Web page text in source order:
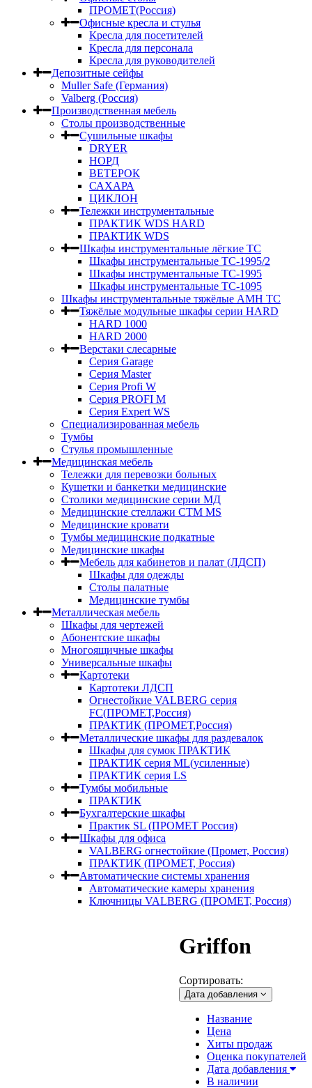
ПРОМЕТ(Россия)
Офисные кресла и стулья
Кресла для посетителей
Кресла для персонала
Кресла для руководителей
Депозитные сейфы
Muller Safe (Германия)
Valberg (Россия)
Производственная мебель
Столы производственные
Сушильные шкафы
DRYER
НОРД
ВЕТЕРОК
САХАРА
ЦИКЛОН
Тележки инструментальные
ПРАКТИК WDS HARD
ПРАКТИК WDS
Шкафы инструментальные лёгкие ТС
Шкафы инструментальные ТС-1995/2
Шкафы инструментальные TC-1995
Шкафы инструментальные TC-1095
Шкафы инструментальные тяжёлые AMH TC
Тяжёлые модульные шкафы серии HARD
HARD 1000
HARD 2000
Верстаки слесарные
Серия Garage
Серия Master
Серия Profi W
Серия PROFI M
Серия Expert WS
Специализированная мебель
Тумбы
Стулья промышленные
Медицинская мебель
Тележки для перевозки больных
Кушетки и банкетки медицинские
Столики медицинские серии МД
Медицинские стеллажи СТМ MS
Медицинские кровати
Тумбы медицинские подкатные
Медицинские шкафы
Мебель для кабинетов и палат (ЛДСП)
Шкафы для одежды
Столы палатные
Медицинские тумбы
Металлическая мебель
Шкафы для чертежей
Абонентские шкафы
Многоящичные шкафы
Универсальные шкафы
Картотеки
Картотеки ЛДСП
Огнестойкие VALBERG серия
FC(ПРОМЕТ,Россия)
ПРАКТИК (ПРОМЕТ,Россия)
Металлические шкафы для раздевалок
Шкафы для сумок ПРАКТИК
ПРАКТИК серия ML(усиленные)
ПРАКТИК серия LS
Тумбы мобильные
ПРАКТИК
Бухгалтерские шкафы
Практик SL (ПРОМЕТ Россия)
Шкафы для офиса
VALBERG огнестойкие (Промет, Россия)
ПРАКТИК (ПРОМЕТ, Россия)
Автоматические системы хранения
Автоматические камеры хранения
Ключницы VALBERG (ПРОМЕТ, Россия)
Griffon
Сортировать:
Дата добавления
Название
Цена
Хиты продаж
Оценка покупателей
Дата добавления
В наличии